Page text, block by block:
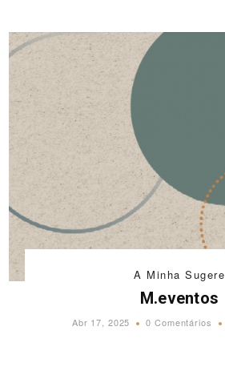
A Minha Sugere
M.eventos
Abr 17, 2025 0 Comentários